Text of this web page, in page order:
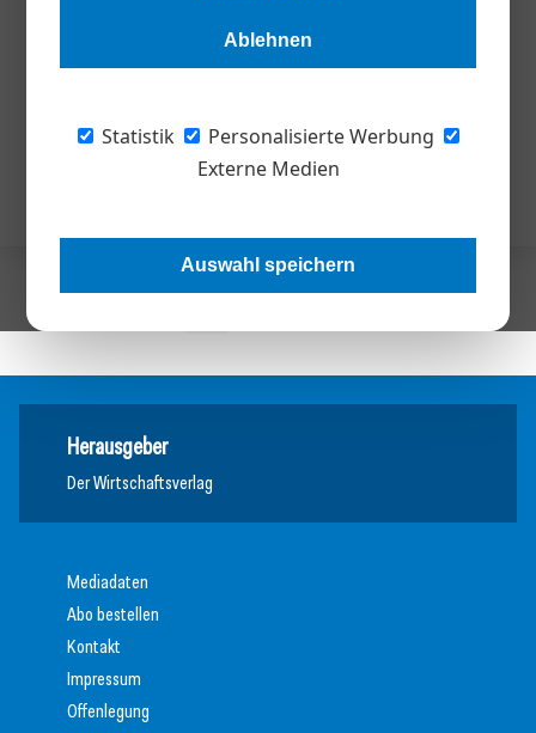
Ablehnen
Statistik
Personalisierte Werbung
Externe Medien
Auswahl speichern
Herausgeber
Der Wirtschaftsverlag
Mediadaten
Abo bestellen
Kontakt
Impressum
Offenlegung